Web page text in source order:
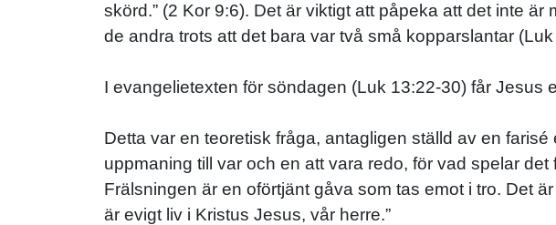
skörd.” (2 Kor 9:6). Det är viktigt att påpeka att det inte
de andra trots att det bara var två små kopparslantar
I evangelietexten för söndagen (Luk 13:22-30) får Jesus
Detta var en teoretisk fråga, antagligen ställd av en
uppmaning till var och en att vara redo, för vad spelar
Frälsningen är en oförtjänt gåva som tas emot i tro. Det
är evigt liv i Kristus Jesus, vår herre.”